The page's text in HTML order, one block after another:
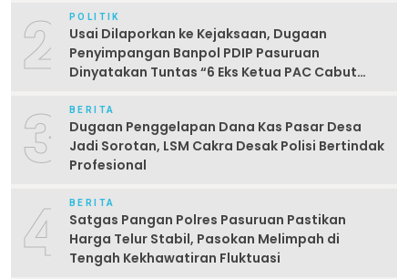
2 POLITIK
Usai Dilaporkan ke Kejaksaan, Dugaan
Penyimpangan Banpol PDIP Pasuruan
Dinyatakan Tuntas “6 Eks Ketua PAC Cabut
3 BERITA
Dugaan Penggelapan Dana Kas Pasar Desa
Jadi Sorotan, LSM Cakra Desak Polisi Bertindak
Profesional
4 BERITA
Satgas Pangan Polres Pasuruan Pastikan
Harga Telur Stabil, Pasokan Melimpah di
Tengah Kekhawatiran Fluktuasi